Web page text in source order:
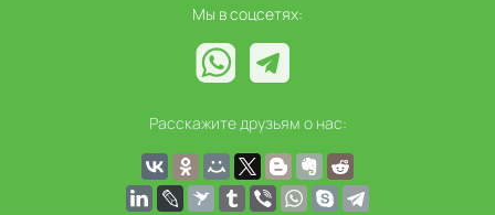
Мы в соцсетях:
Расскажите друзьям о нас: